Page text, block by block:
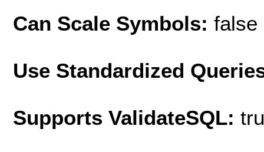
Can Scale Symbols: false
Use Standardized
Supports ValidateSQL: